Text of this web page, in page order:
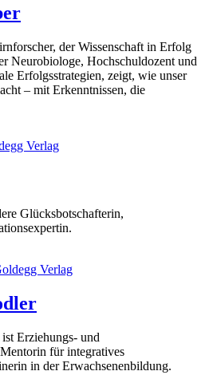
der Wissenschaft in Erfolg
Neurobiologe, Hochschuldozent und
Erfolgsstrategien, zeigt, wie unser
– mit Erkenntnissen, die
Glücksbotschafterin,
Erziehungs- und
für integratives
in der Erwachsenenbildung.